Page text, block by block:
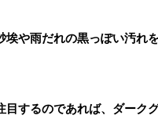
埃や雨だれの黒っぽい汚れ
目するのであれば、ダーク